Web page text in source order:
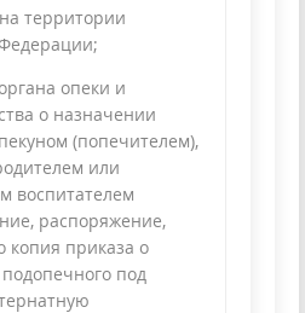
территории
опеки и
о назначении
(попечителем),
или
воспитателем
распоряжение,
копия приказа о
под